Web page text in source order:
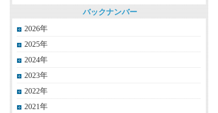
バックナンバー
2026年
2025年
2024年
2023年
2022年
2021年